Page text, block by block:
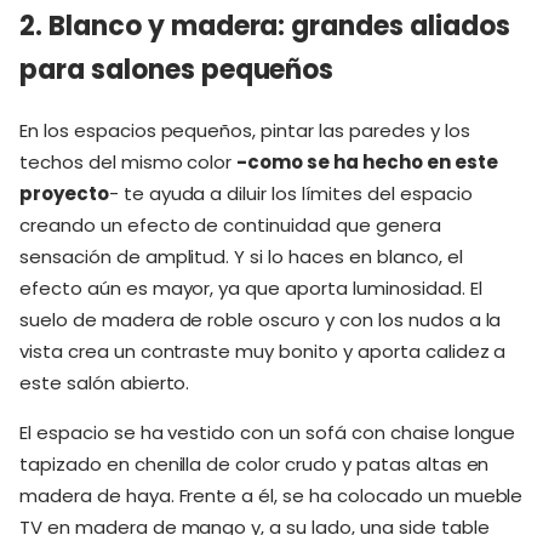
2. Blanco y madera: grandes aliados
para salones pequeños
En los espacios pequeños, pintar las paredes y los
techos del mismo color -como se ha hecho en este
proyecto- te ayuda a diluir los límites del espacio
creando un efecto de continuidad que genera
sensación de amplitud. Y si lo haces en blanco, el
efecto aún es mayor, ya que aporta luminosidad. El
suelo de madera de roble oscuro y con los nudos a la
vista crea un contraste muy bonito y aporta calidez a
este salón abierto.
El espacio se ha vestido con un sofá con chaise longue
tapizado en chenilla de color crudo y patas altas en
madera de haya. Frente a él, se ha colocado un mueble
TV en madera de mango y, a su lado, una side table